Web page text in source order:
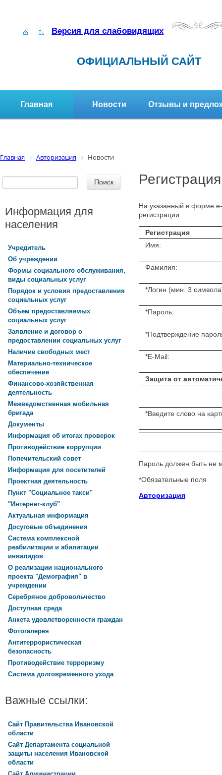
Версия для слабовидящих
ОФИЦИАЛЬНЫЙ САЙТ
Главная Новости Отзывы и
Главная Авторизация Новости
Регистрация
На указанный в форме
регистрации.
Регистрация
Имя:
Фамилия:
*Логин (мин. 3
*Пароль:
*Подтверждение
*E-Mail:
Защита от
*Введите слово на
Пароль должен быть не
*Обязательные поля
Авторизация
Информация для
населения
Учредитель
Об учреждении
Формы социального обслуживания,
виды социальных услуг
Порядок и условия предоставления
социальных услуг
Объем предоставляемых
социальных услуг
Заявление и договор о
предоставлении социальных услуг
Наличие свободных мест
Материально-техническое
обеспечение
Финансово-хозяйственная
деятельность
Межведомственная мобильная
бригада
Документы
Информация об итогах проверок
Противодействие коррупции
Попечительский совет
Информация для посетителей
Проектная деятельность
Пункт "Социальное такси"
"Интернет-клуб"
Актуальная информация
Досуговые объединения
Система комплексной
реабилитации и абилитации
инвалидов
О реализации национального
проекта "Демография" в
учреждении
Серебряное добровольчество
Доступная среда
Анкета удовлетворенности граждан
Фотогалерея
Антитеррористическая
безопасность
Противодействие терроризму
Система долговременного ухода
Важные ссылки:
Сайт Правительства Ивановской
области
Сайт Департамента социальной
защиты населения Ивановской
области